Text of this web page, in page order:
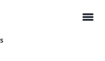
menu